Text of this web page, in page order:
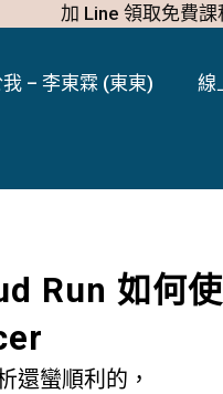
加 Line 領取免費
我 – 李東霖 (東東) 線
Run 如何
還蠻順利的，